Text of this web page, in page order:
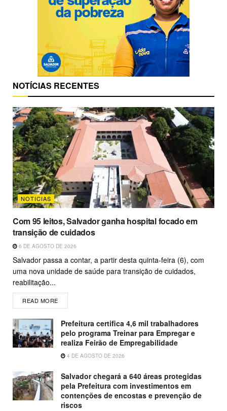
NOTÍCIAS RECENTES
NOTICIAS
Com 95 leitos, Salvador ganha hospital focado em
transição de cuidados
6 DE AGOSTO DE 2026
Salvador passa a contar, a partir desta quinta-feira (6), com
uma nova unidade de saúde para transição de cuidados,
reabilitação...
READ MORE
Prefeitura certifica 4,6 mil trabalhadores
pelo programa Treinar para Empregar e
realiza Feirão de Empregabilidade
4 DE AGOSTO DE 2026
Salvador chegará a 640 áreas protegidas
pela Prefeitura com investimentos em
contenções de encostas e prevenção de
riscos